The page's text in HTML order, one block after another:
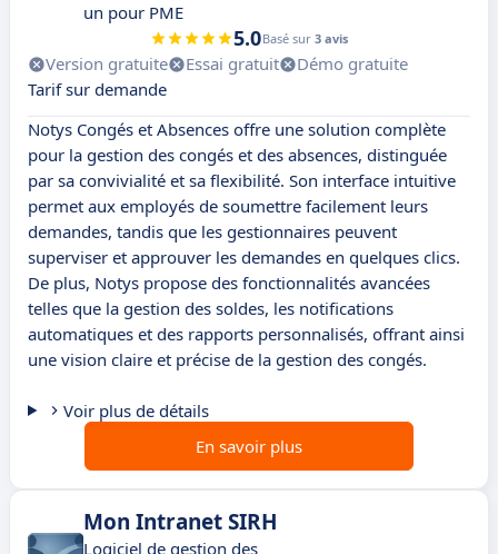
un pour PME
5.0Basé sur 3 avis
Version gratuite Essai gratuit
Démo gratuite
Tarif sur demande
Notys Congés et Absences offre une solution complète
pour la gestion des congés et des absences, distinguée
par sa convivialité et sa flexibilité. Son interface intuitive
permet aux employés de soumettre facilement leurs
demandes, tandis que les gestionnaires peuvent
superviser et approuver les demandes en quelques clics.
De plus, Notys propose des fonctionnalités avancées
telles que la gestion des soldes, les notifications
automatiques et des rapports personnalisés, offrant ainsi
une vision claire et précise de la gestion des congés.
Voir plus de détails
En savoir plus
Mon Intranet SIRH
Logiciel de gestion des